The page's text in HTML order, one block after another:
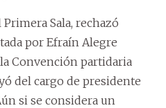
Sala, rechazó
por Efraín Alegre
Convención partidaria
del cargo de presidente
si se considera un